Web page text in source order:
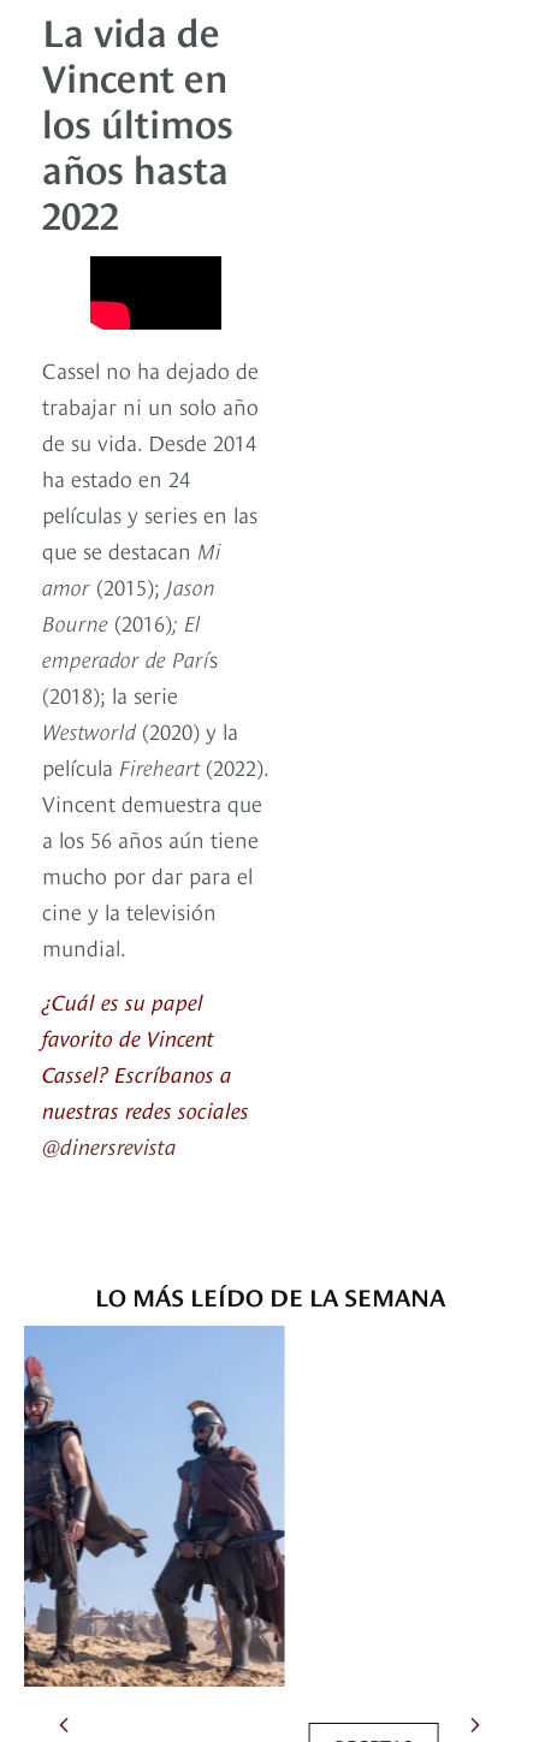
La vida de
Vincent en
los últimos
años hasta
2022
Cassel no ha dejado de
trabajar ni un solo año
de su vida. Desde 2014
ha estado en 24
películas y series en las
que se destacan Mi
amor (2015); Jason
Bourne (2016); El
emperador de París
(2018); la serie
Westworld (2020) y la
película Fireheart(2022).
Vincent demuestra que
a los 56 años aún tiene
mucho por dar para el
cine y la televisión
mundial.
¿Cuál es su papel
favorito de Vincent
Cassel? Escríbanos a
nuestras redes sociales
@dinersrevista
LO MÁS LEÍDO DE LA SEMANA